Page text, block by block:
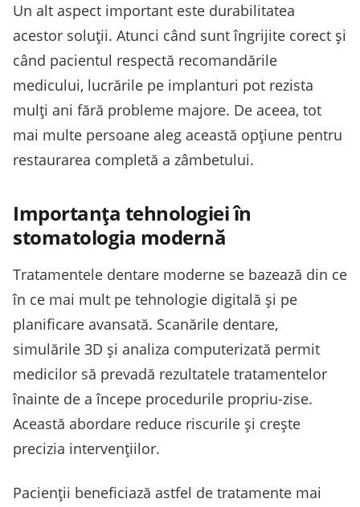
Un alt aspect important este durabilitatea
acestor soluții. Atunci când sunt îngrijite corect și
când pacientul respectă recomandările
medicului, lucrările pe implanturi pot rezista
mulți ani fără probleme majore. De aceea, tot
mai multe persoane aleg această opțiune pentru
restaurarea completă a zâmbetului.
Importanța tehnologiei în
stomatologia modernă
Tratamentele dentare moderne se bazează din ce
în ce mai mult pe tehnologie digitală și pe
planificare avansată. Scanările dentare,
simulările 3D și analiza computerizată permit
medicilor să prevadă rezultatele tratamentelor
înainte de a începe procedurile propriu-zise.
Această abordare reduce riscurile și crește
precizia intervențiilor.
Pacienții beneficiază astfel de tratamente mai